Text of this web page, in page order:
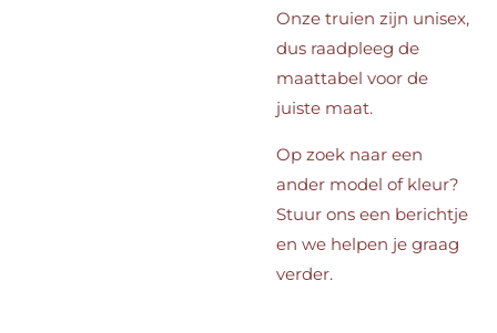
Onze truien zijn unisex,
dus raadpleeg de
maattabel voor de
juiste maat.
Op zoek naar een
ander model of kleur?
Stuur ons een berichtje
en we helpen je graag
verder.